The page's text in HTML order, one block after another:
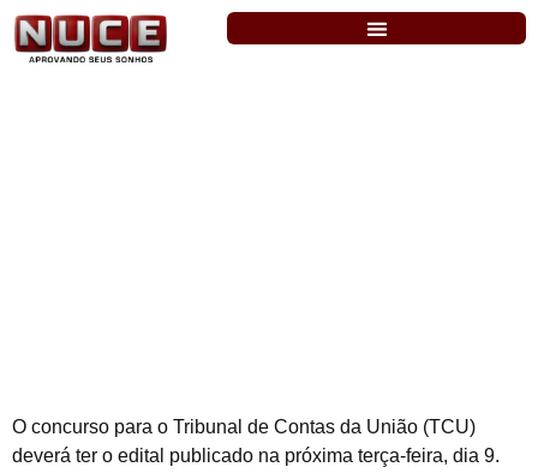
O concurso para o Tribunal de Contas da União (TCU)
deverá ter o edital publicado na próxima terça-feira, dia 9.